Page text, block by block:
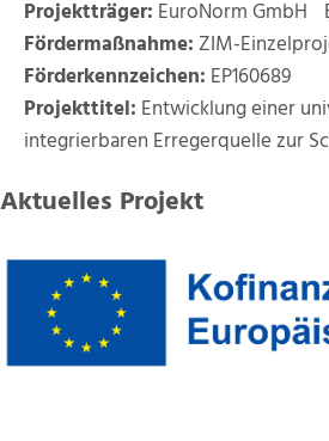
Projektträger: EuroNorm GmbH
Fördermaßnahme: ZIM-
Förderkennzeichen: EP160689
Projekttitel: Entwicklung einer
integrierbaren Erregerquelle zur
Aktuelles Projekt